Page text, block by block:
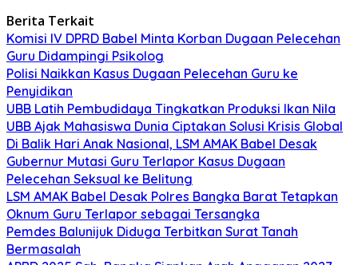
Berita Terkait
Komisi IV DPRD Babel Minta Korban Dugaan Pelecehan
Guru Didampingi Psikolog
Polisi Naikkan Kasus Dugaan Pelecehan Guru ke
Penyidikan
UBB Latih Pembudidaya Tingkatkan Produksi Ikan Nila
UBB Ajak Mahasiswa Dunia Ciptakan Solusi Krisis Global
Di Balik Hari Anak Nasional, LSM AMAK Babel Desak
Gubernur Mutasi Guru Terlapor Kasus Dugaan
Pelecehan Seksual ke Belitung
LSM AMAK Babel Desak Polres Bangka Barat Tetapkan
Oknum Guru Terlapor sebagai Tersangka
Pemdes Balunijuk Diduga Terbitkan Surat Tanah
Bermasalah